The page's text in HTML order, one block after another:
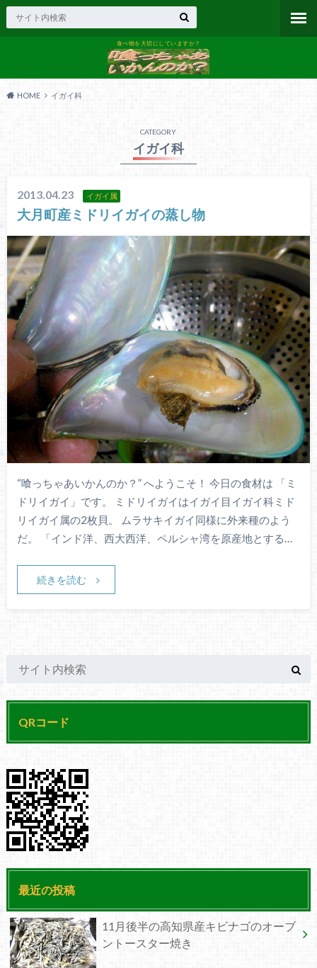
食べ物を大切にしていますか？
HOME イガイ科
CATEGORY
イガイ科
2013.04.23 イガイ属
大月町産ミドリイガイの蒸し物
“喰っちゃあいかんのか？” へようこそ！ 今日の食材は 「ミ
ドリイガイ」です。 ミドリイガイはイガイ目イガイ科ミド
リイガイ属の2枚貝。 ムラサキイガイ同様に外来種のよう
だ。 「インド洋、西大西洋、ペルシャ湾を原産地とする…
続きを読む
QRコード
最近の投稿
11月後半の高知県産キビナゴのオーブ
ントースター焼き